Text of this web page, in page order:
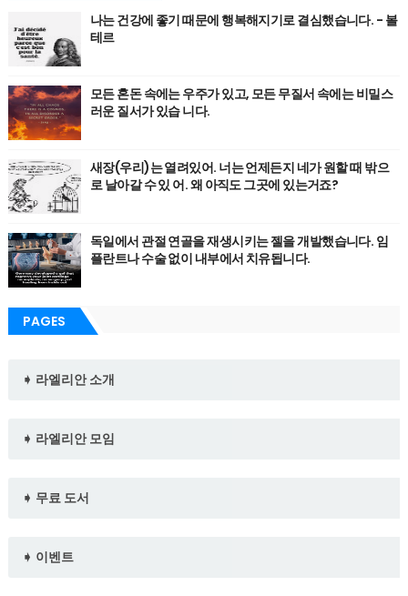
나는 건강에 좋기 때문에 행복해지기로 결심했습니다. - 볼
테르
모든 혼돈 속에는 우주가 있고, 모든 무질서 속에는 비밀스
러운 질서가 있습 니다.
새장(우리)는 열려있어. 너는 언제든지 네가 원할 때 밖으
로 날아갈 수 있 어. 왜 아직도 그곳에 있는거죠?
독일에서 관절 연골을 재생시키는 젤을 개발했습니다. 임
플란트나 수술 없이 내부에서 치유됩니다.
PAGES
➧ 라엘리안 소개
➧ 라엘리안 모임
➧ 무료 도서
➧ 이벤트